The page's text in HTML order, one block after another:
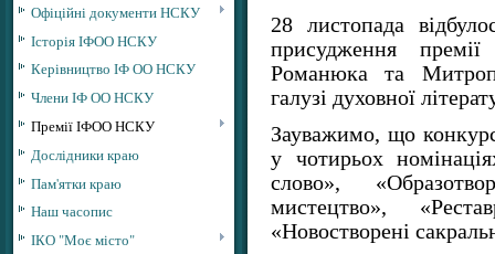
Офіційні документи НСКУ
Історія ІФОО НСКУ
Керівництво ІФ ОО НСКУ
Члени ІФ ОО НСКУ
Премії ІФОО НСКУ
Дослідники краю
Пам'ятки краю
Наш часопис
ІКО "Моє місто"
28 листопада
присудження
Романюка та
галузі духовної
Зауважимо, що
у чотирьох
слово»,
мистецтво»,
«Новостворені